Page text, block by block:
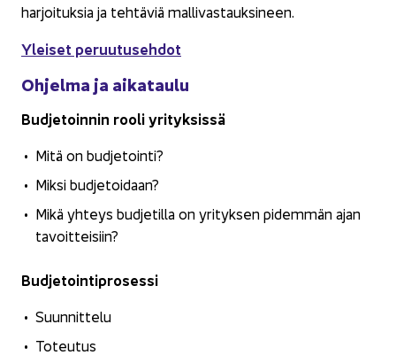
har­joi­tuk­sia ja teh­tä­viä mal­li­vas­tauk­si­neen.
Ylei­set pe­ruu­tuseh­dot
Oh­jel­ma ja ai­ka­tau­lu
Bud­je­toin­nin rooli yri­tyk­sis­sä
Mitä on bud­je­toin­ti?
Miksi bud­je­toi­daan?
Mikä yh­teys bud­je­til­la on yri­tyk­sen pi­dem­män ajan
ta­voit­tei­siin?
Bud­je­toin­ti­pro­ses­si
Suun­nit­te­lu
To­teu­tus